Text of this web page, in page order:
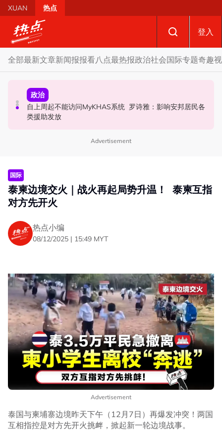
Skip to main content
XUAN 热点
登入
全部最新文章新闻报报看八点最热报政治社会国际专题奇趣
政治
开放与各方合作迎战甲州选 扎希：国阵捍卫甲州21席
政治
自上周起不能访问MyKHAS系统 罗诗雅：影响安邦居民各
类援助发放
社会
摩托车况欠佳、骑士疲劳肇祸 RXZ主办方否认非法飙车引
发车祸
Advertisement
国际
泰柬边境交火｜战火再起局势升温！ 泰柬互指
对方先开火
热点小编
08/12/2025 | 15:49 MYT
Advertisement
泰国与柬埔寨边境昨天下午（12月7日）再爆发冲突！两国
互相指控是对方先开火挑衅，掀起新一轮边境战事。